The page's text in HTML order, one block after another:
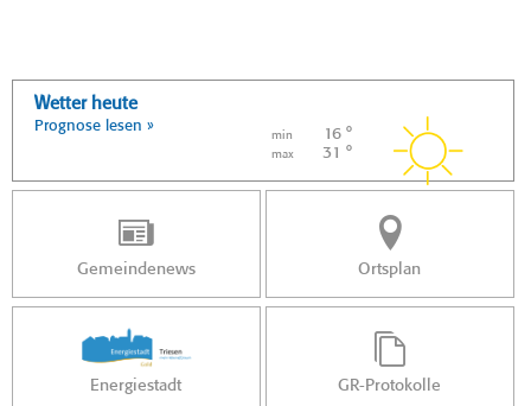
Wetter heute
Prognose lesen »
min 16 °
max 31 °
Gemeindenews Ortsplan
Energiestadt GR-Protokolle